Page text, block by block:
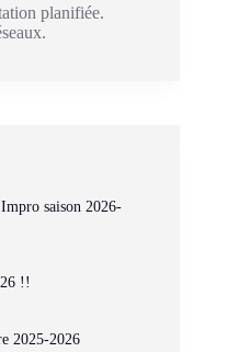
planifiée.
saison 2026-
!!
2025-2026